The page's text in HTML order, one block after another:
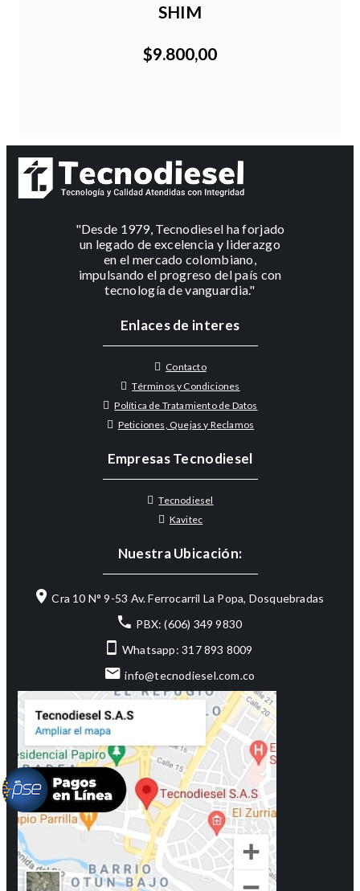
SHIM
$9.800,00
"Desde 1979, Tecnodiesel ha forjado
un legado de excelencia y liderazgo
en el mercado colombiano,
impulsando el progreso del país con
tecnología de vanguardia."
Enlaces de interes
Contacto
Términos y Condiciones
Política de Tratamiento de Datos
Peticiones, Quejas y Reclamos
Empresas Tecnodiesel
Tecnodiesel
Kavitec
Nuestra Ubicación:
Cra 10 N° 9-53 Av. Ferrocarril La Popa, Dosquebradas
PBX: (606) 349 9830
Whatsapp: 317 893 8009
info@tecnodiesel.com.co